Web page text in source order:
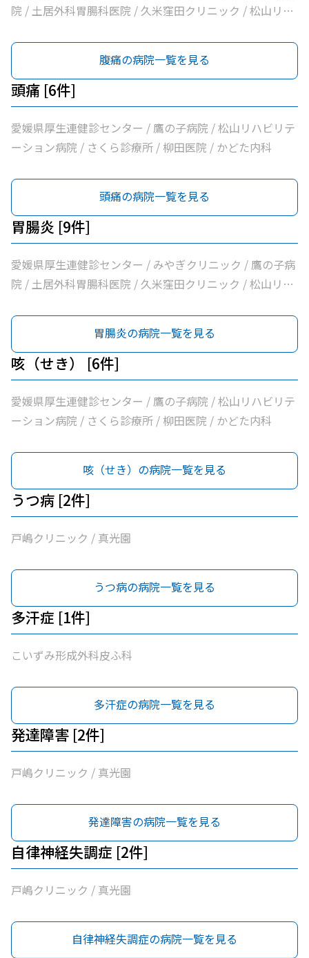
院 / 土居外科胃腸科医院 / 久米窪田クリニック / 松山リハ
科
腹痛の病院一覧を見る
頭痛 [6件]
愛媛県厚生連健診センター / 鷹の子病院 / 松山リハビリテ
ーション病院 / さくら診療所 / 柳田医院 / かどた内科
頭痛の病院一覧を見る
胃腸炎 [9件]
愛媛県厚生連健診センター / みやぎクリニック / 鷹の子病
院 / 土居外科胃腸科医院 / 久米窪田クリニック / 松山リハ
科
胃腸炎の病院一覧を見る
咳（せき） [6件]
愛媛県厚生連健診センター / 鷹の子病院 / 松山リハビリテ
ーション病院 / さくら診療所 / 柳田医院 / かどた内科
咳（せき）の病院一覧を見る
うつ病 [2件]
戸嶋クリニック / 真光園
うつ病の病院一覧を見る
多汗症 [1件]
こいずみ形成外科皮ふ科
多汗症の病院一覧を見る
発達障害 [2件]
戸嶋クリニック / 真光園
発達障害の病院一覧を見る
自律神経失調症 [2件]
戸嶋クリニック / 真光園
自律神経失調症の病院一覧を見る